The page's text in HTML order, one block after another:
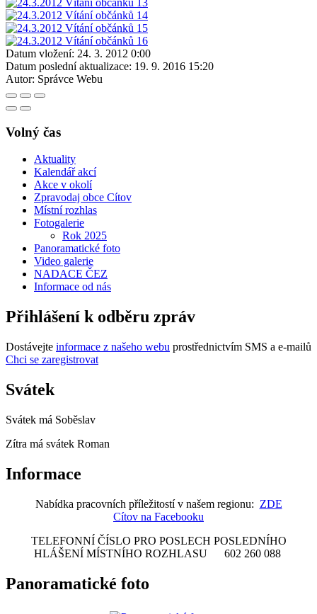
Datum vložení: 24. 3. 2012 0:00
Datum poslední aktualizace: 19. 9. 2016 15:20
Autor: Správce Webu
Volný čas
Aktuality
Kalendář akcí
Akce v okolí
Zpravodaj obce Cítov
Místní rozhlas
Fotogalerie
Rok 2025
Panoramatické foto
Video galerie
NADACE ČEZ
Informace od nás
Přihlášení k odběru zpráv
Dostávejte informace z našeho webu prostřednictvím SMS a e-mailů
Chci se zaregistrovat
Svátek
Svátek má Soběslav
Zítra má svátek Roman
Informace
Nabídka pracovních příležitostí v našem regionu: ZDE
Cítov na Facebooku
TELEFONNÍ ČÍSLO PRO POSLECH POSLEDNÍHO
HLÁŠENÍ MÍSTNÍHO ROZHLASU 602 260 088
Panoramatické foto